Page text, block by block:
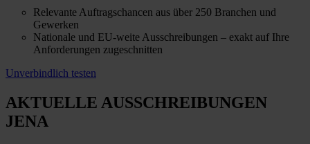
Relevante Auftragschancen aus über 250 Branchen und
Gewerken
Nationale und EU-weite Ausschreibungen – exakt auf Ihre
Anforderungen zugeschnitten
Unverbindlich testen
AKTUELLE AUSSCHREIBUNGEN
JENA